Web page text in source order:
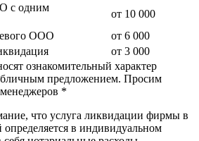
с одним
от 10 000
ООО
от 6 000
от 3 000
ознакомительный характер
предложением. Просим
*
что услуга ликвидации фирмы в
в индивидуальном